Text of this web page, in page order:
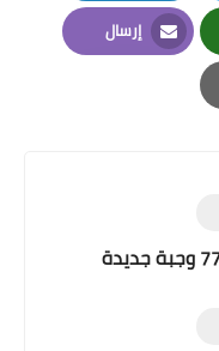
LinkedIn
إرسال
Email